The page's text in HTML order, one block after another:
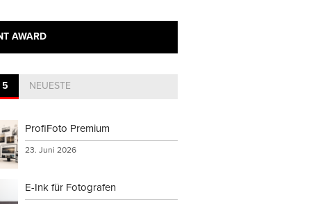
AWARD
5 NEUESTE
ProfiFoto Premium
23. Juni 2026
E-Ink für Fotografen